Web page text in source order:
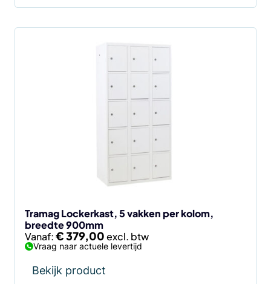
Tramag Lockerkast, 5 vakken per kolom,
breedte 900mm
Vanaf:€379,00
Vraag naar actuele levertijd
Bekijk product
de
productpagina